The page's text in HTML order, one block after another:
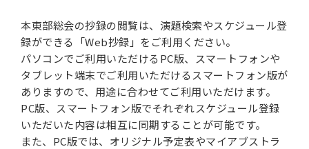
本東部総会の抄録の閲覧は、演題検索やスケジュール登
録ができる「Web抄録」をご利用ください。
パソコンでご利用いただけるPC版、スマートフォンや
タブレット端末でご利用いただけるスマートフォン版が
ありますので、用途に合わせてご利用いただけます。
PC版、スマートフォン版でそれぞれスケジュール登録
いただいた内容は相互に同期することが可能です。
また、PC版では、オリジナル予定表やマイアブストラ